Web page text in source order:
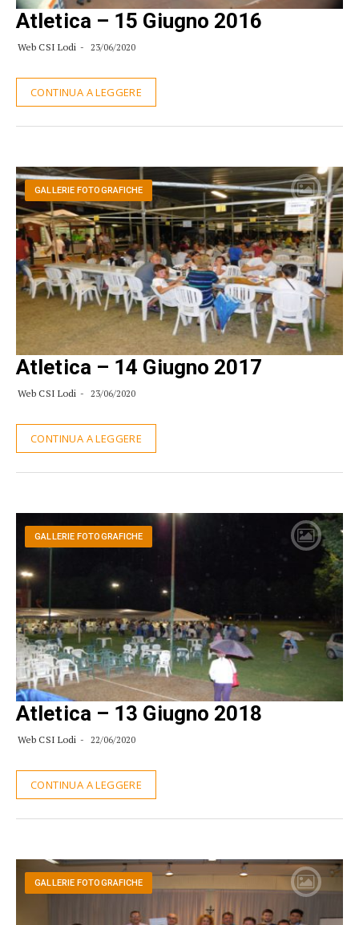
Atletica – 15 Giugno 2016
Web CSI Lodi 23/06/2020
CONTINUA A LEGGERE
GALLERIE FOTOGRAFICHE
Atletica – 14 Giugno 2017
Web CSI Lodi 23/06/2020
CONTINUA A LEGGERE
GALLERIE FOTOGRAFICHE
Atletica – 13 Giugno 2018
Web CSI Lodi 22/06/2020
CONTINUA A LEGGERE
GALLERIE FOTOGRAFICHE